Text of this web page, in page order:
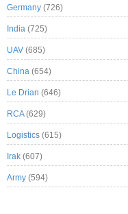
Germany (726)
India (725)
UAV (685)
China (654)
Le Drian (646)
RCA(629)
Logistics (615)
Irak (607)
Army (594)